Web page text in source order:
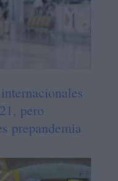
pero
prepandemia